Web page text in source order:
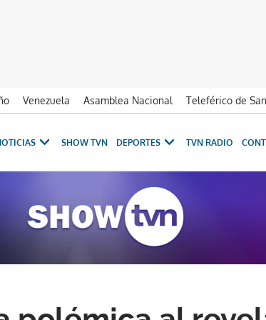
Venezuela Asamblea Nacional Teleférico de
SHOW TVN DEPORTES TVN RADIO